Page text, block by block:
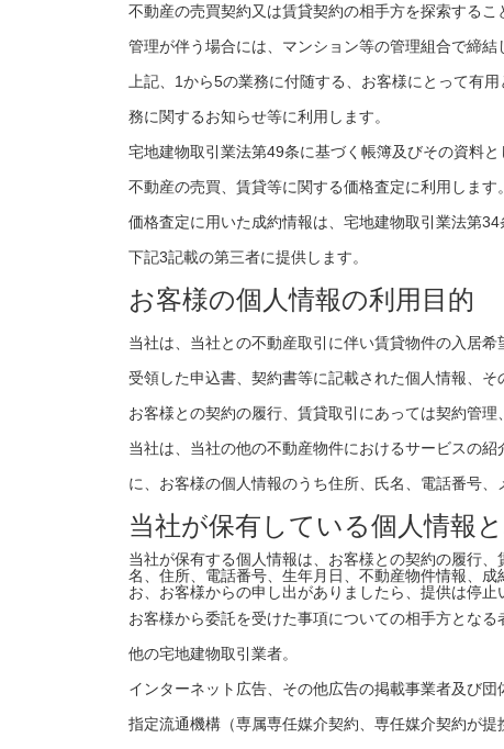
不動産の売買契約又は賃貸契約の相手方を探索する
管理が伴う場合には、マンション等の管理組合で締結
上記、1から5の業務に付随する、お客様にとって有
務に関するお知らせ等に利用します。
宅地建物取引業法第49条に基づく帳簿及びその資料と
不動産の売買、賃貸等に関する価格査定に利用します。
価格査定に用いた成約情報は、宅地建物取引業法第
下記3記載の第三者に提供します。
お客様の個人情報の利用目的
当社は、当社との不動産取引に伴い賃貸物件の入居
受領した申込書、契約書等に記載された個人情報、
お客様との契約の履行、賃貸取引にあっては契約管
当社は、当社の他の不動産物件におけるサービスの
に、お客様の個人情報のうち住所、氏名、電話番号
当社が保有している個人情報
当社が保有する個人情報は、お客様との契約の履行
名、住所、電話番号、生年月日、不動産物件情報、
お、お客様からの申し出がありましたら、提供は停止
お客様から委託を受けた事項についての相手方となる
他の宅地建物取引業者。
インターネット広告、その他広告の掲載事業者及び団
指定流通機構（専属専任媒介契約、専任媒介契約が